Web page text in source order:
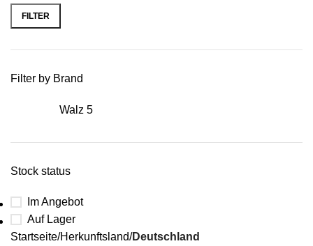
FILTER
Filter by Brand
Walz 5
Stock status
Im Angebot
Auf Lager
Startseite Herkunftsland Deutschland